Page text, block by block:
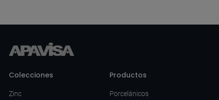
Colecciones
Zinc
Productos
Porcelánicos